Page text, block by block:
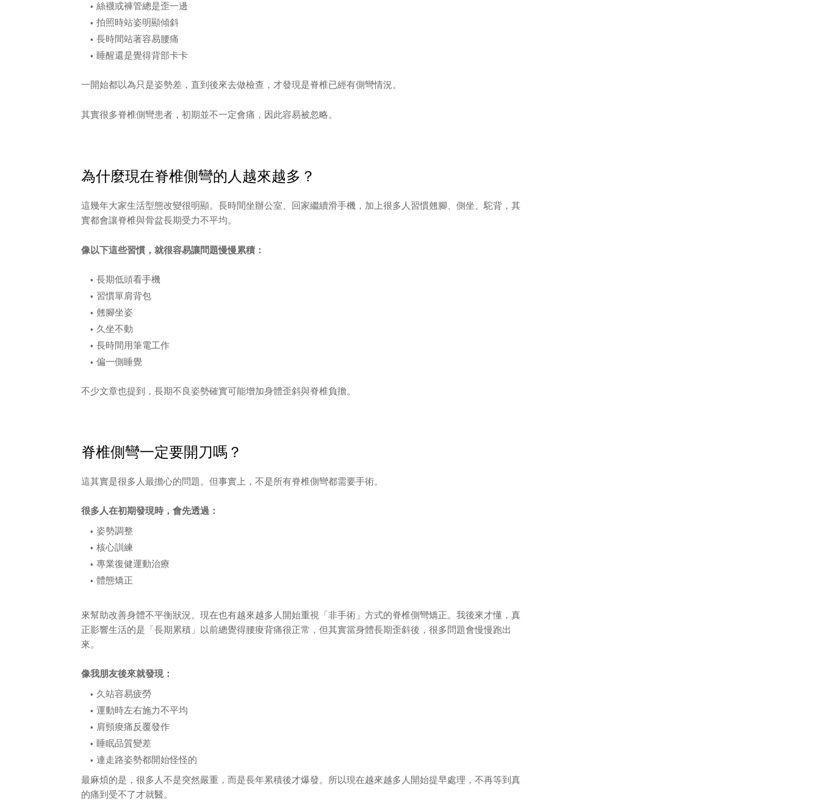
絲襪或褲管總是歪一邊
拍照時站姿明顯傾斜
長時間站著容易腰痛
睡醒還是覺得背部卡卡
一開始都以為只是姿勢差，直到後來去做檢查，才發現是脊椎已經有側彎情況。
其實很多脊椎側彎患者，初期並不一定會痛，因此容易被忽略。
為什麼現在脊椎側彎的人越來越多？
這幾年大家生活型態改變很明顯。長時間坐辦公室、回家繼續滑手機，加上很多人習慣翹腳、側坐、駝背，其
實都會讓脊椎與骨盆長期受力不平均。
像以下這些習慣，就很容易讓問題慢慢累積：
長期低頭看手機
習慣單肩背包
翹腳坐姿
久坐不動
長時間用筆電工作
偏一側睡覺
不少文章也提到，長期不良姿勢確實可能增加身體歪斜與脊椎負擔。
脊椎側彎一定要開刀嗎？
這其實是很多人最擔心的問題。但事實上，不是所有脊椎側彎都需要手術。
很多人在初期發現時，會先透過：
姿勢調整
核心訓練
專業復健運動治療
體態矯正
來幫助改善身體不平衡狀況。現在也有越來越多人開始重視「非手術」方式的脊椎側彎矯正。我後來才懂，真
正影響生活的是「長期累積」以前總覺得腰痠背痛很正常，但其實當身體長期歪斜後，很多問題會慢慢跑出
來。
像我朋友後來就發現：
久站容易疲勞
運動時左右施力不平均
肩頸痠痛反覆發作
睡眠品質變差
連走路姿勢都開始怪怪的
最麻煩的是，很多人不是突然嚴重，而是長年累積後才爆發。所以現在越來越多人開始提早處理，不再等到真
的痛到受不了才就醫。